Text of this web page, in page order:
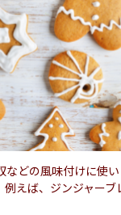
どの風味付けに使
えば、ジンジャー